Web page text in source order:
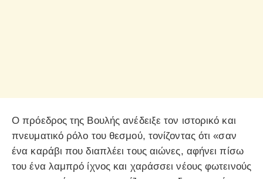
Ο πρόεδρος της Βουλής ανέδειξε τον ιστορικό και
πνευματικό ρόλο του θεσμού, τονίζοντας ότι «σαν
ένα καράβι που διαπλέει τους αιώνες, αφήνει πίσω
του ένα λαμπρό ίχνος και χαράσσει νέους φωτεινούς